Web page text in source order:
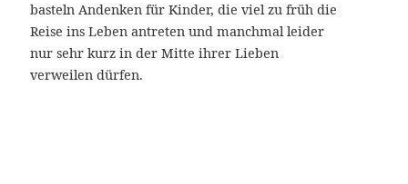
basteln Andenken für Kinder, die viel zu früh die
Reise ins Leben antreten und manchmal leider
nur sehr kurz in der Mitte ihrer Lieben
verweilen dürfen.